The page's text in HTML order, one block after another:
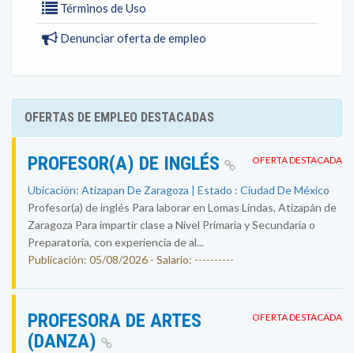
Términos de Uso
Denunciar oferta de empleo
OFERTAS DE EMPLEO DESTACADAS
OFERTA DESTACADA
PROFESOR(A) DE INGLÉS
Ubicación: Atizapan De Zaragoza | Estado : Ciudad De México
Profesor(a) de inglés Para laborar en Lomas Lindas, Atizapán de
Zaragoza Para impartir clase a Nivel Primaria y Secundaria o
Preparatoria, con experiencia de al...
Publicación: 05/08/2026 - Salario: ----------
OFERTA DESTACADA
PROFESORA DE ARTES
(DANZA)